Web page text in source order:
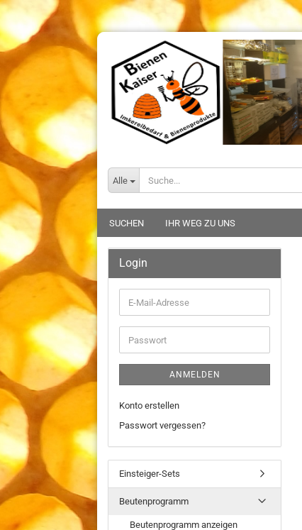
Alle
SUCHEN IHR WEG ZU UNS
Login
E-
Mail-
Adresse
Passwort
ANMELDEN
Konto erstellen
Passwort vergessen?
Einsteiger-Sets
Beutenprogramm
Beutenprogramm anzeigen